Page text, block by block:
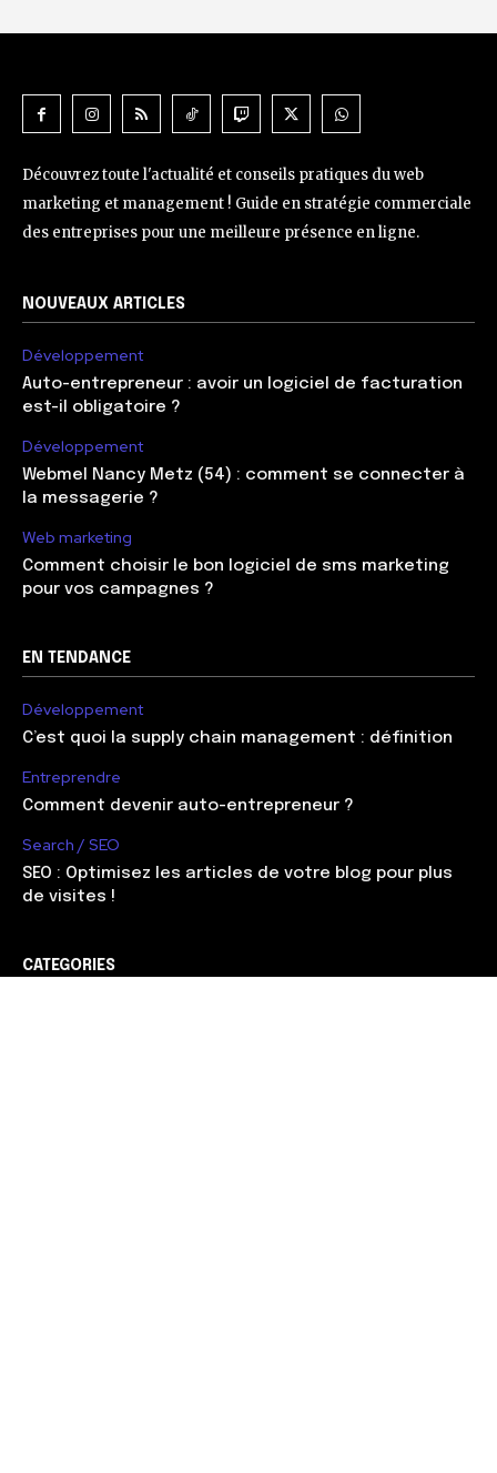
Découvrez toute l'actualité et conseils pratiques du web
marketing et management ! Guide en stratégie commerciale
des entreprises pour une meilleure présence en ligne.
NOUVEAUX ARTICLES
Développement
Auto-entrepreneur : avoir un logiciel de facturation
est-il obligatoire ?
Développement
Webmel Nancy Metz (54) : comment se connecter à
la messagerie ?
Web marketing
Comment choisir le bon logiciel de sms marketing
pour vos campagnes ?
EN TENDANCE
Développement
C’est quoi la supply chain management : définition
Entreprendre
Comment devenir auto-entrepreneur ?
Search / SEO
SEO : Optimisez les articles de votre blog pour plus
de visites !
CATEGORIES